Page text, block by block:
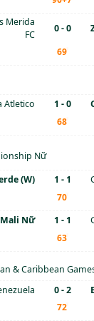
Merida
FC
0 - 0
69'
Atletico
1 - 0
68'
Nữ
(W)
1 - 1
70'
Mali Nữ 1 - 1
63'
& Caribbean
0 - 2
72'